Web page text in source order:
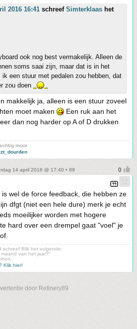
2016 16:41 schreef Simterklaas het
ook nog best vermakelijk. Alleen de
soms saai zijn, maar dat is in het
een stuur met pedalen zou hebben, dat
zou doen
makkelijk ja, alleen is een stuur zoveel
moet maken
Een ruk aan het
dan nog harder op A of D drukken
mooi
14 april 2016 @ 17:40 • 89
wel de force feedback, die hebben ze
dfgt (niet een hele dure) merk je echt
moeilijker worden met hogere
hard over een drempel gaat "voel" je
schreef Blik het volgende:
van het jaar?"
Klik hier!
door Refinery89